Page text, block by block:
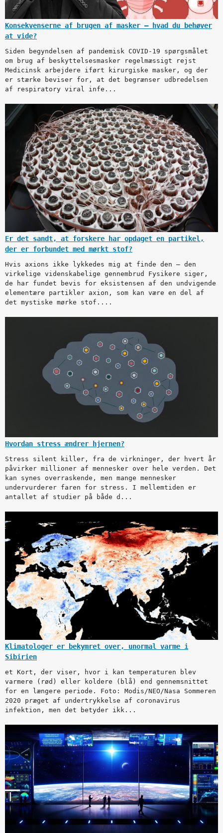
Konsekvenserne af brugen af masker – hvad du behøver
at vide?
Siden begyndelsen af pandemisk COVID-19 spørgsmålet
om brug af beskyttelsesmasker regelmæssigt rejst
Medicinsk arbejdere iført kirurgiske masker, og der
er stærke beviser for, at det begrænser udbredelsen
af respiratory viral infe...
Er det sandt, at forskere har opdaget en partikel,
der er forbundet med mørkt stof?
Hvis axions ikke lykkedes mig at finde den – den
virkelige videnskabelige gennembrud Fysikere siger,
de har fundet bevis for eksistensen af den undvigende
elementære partikler axion, som kan være en del af
det mystiske mørke stof....
Hvordan stress ændrer hjernen?
Stress silent killer, fra de virkninger, der hvert år
påvirker millioner af mennesker over hele verden. Det
kan synes overraskende, men mange mennesker
undervurderer faren for stress. I mellemtiden er
antallet af studier på både d...
Klimatologer er bekymret over, unormal varme i
Sibirien
et Kort, der viser, hvor i kan temperaturen blev
varmere (rød) eller koldere (blå) end gennemsnittet
for en længere periode. Foto: Modis/NEO/Nasa Sommeren
2020 præget af undertrykkelse af coronavirus
infektion, men det betyder ikk...